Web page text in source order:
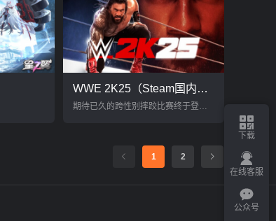
WWE 2K25（Steam国内自备账号）
期待已久的跨性别摔跤比赛终于登场！
1 2
下载
在线客服
公众号